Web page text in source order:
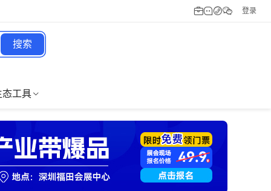
登录
搜索
态工具